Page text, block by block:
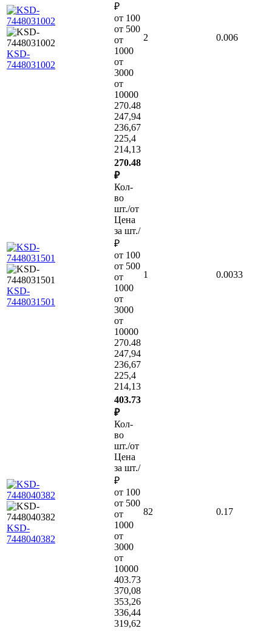
KSD-
7448031002
₽
от 100
от 500
от
1000
от
3000
от
10000
270.48
247,94
236,67
225,4
214,13
2 0.006
KSD-
7448031501
270.48
₽
Кол-
во
шт./от
Цена
за шт./
₽
от 100
от 500
от
1000
от
3000
от
10000
270.48
247,94
236,67
225,4
214,13
1 0.0033
KSD-
7448040382
403.73
₽
Кол-
во
шт./от
Цена
за шт./
₽
от 100
от 500
от
1000
от
3000
от
10000
403.73
370,08
353,26
336,44
319,62
82 0.17